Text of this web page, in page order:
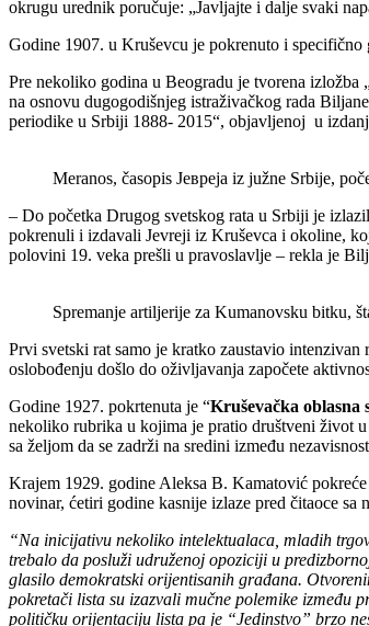
okrugu urednik poručuje: „Javljajte i dalje svaki
Godine 1907. u Kruševcu je pokrenuto i specifično
Pre nekoliko godina u Beogradu je tvorena izložba
na osnovu dugogodišnjeg istraživačkog rada
periodike u Srbiji 1888- 2015“, objavljenoj u
Meranos, časopis Јевреја iz južne Srbije,
– Do početka Drugog svetskog rata u Srbiji je
pokrenuli i izdavali Jevreji iz Kruševca i okoline,
polovini 19. veka prešli u pravoslavlje – rekla je
Spremanje artiljerije za Kumanovsku bitku,
Prvi svetski rat samo je kratko zaustavio
oslobođenju došlo do oživljavanja započete
Godine 1927. pokrtenuta je “Kruševačka oblasna
nekoliko rubrika u kojima je pratio društveni život
sa željom da se zadrži na sredini između
Krajem 1929. godine Aleksa B. Kamatović
novinar, ćetiri godine kasnije izlaze pred čitaoce sa
“Na inicijativu nekoliko intelektualaca, mladih
trebalo da posluži udruženoj opoziciji u
glasilo demokratski orijentisanih građana.
pokretači lista su izazvali mučne polemike između
političku orijentaciju lista pa je “Jedinstvo” brzo